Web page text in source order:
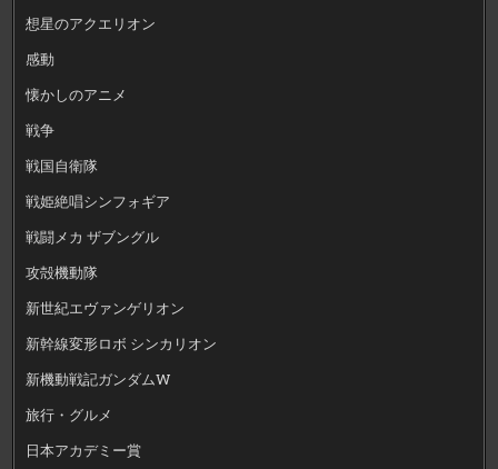
想星のアクエリオン
感動
懐かしのアニメ
戦争
戦国自衛隊
戦姫絶唱シンフォギア
戦闘メカ ザブングル
攻殻機動隊
新世紀エヴァンゲリオン
新幹線変形ロボ シンカリオン
新機動戦記ガンダムW
旅行・グルメ
日本アカデミー賞